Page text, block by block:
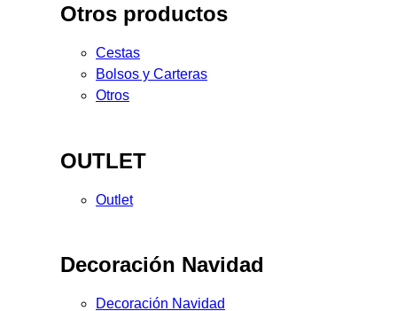
Otros productos
Cestas
Bolsos y Carteras
Otros
OUTLET
Outlet
Decoración Navidad
Decoración Navidad